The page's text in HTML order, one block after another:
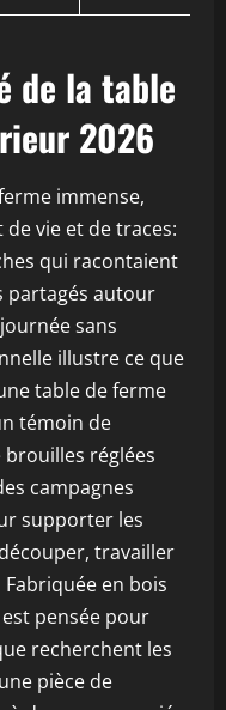
de la table
2026
immense,
vie et de traces:
qui racontaient
partagés autour
sans
illustre ce que
table de ferme
témoin de
brouilles réglées
campagnes
supporter les
travailler
en bois
pensée pour
recherchent les
pièce de